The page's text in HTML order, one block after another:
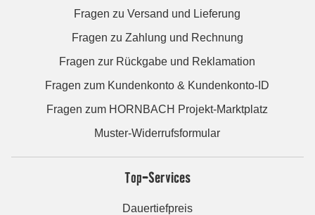
Fragen zu Versand und Lieferung
Fragen zu Zahlung und Rechnung
Fragen zur Rückgabe und Reklamation
Fragen zum Kundenkonto & Kundenkonto-ID
Fragen zum HORNBACH Projekt-Marktplatz
Muster-Widerrufsformular
Top-Services
Dauertiefpreis